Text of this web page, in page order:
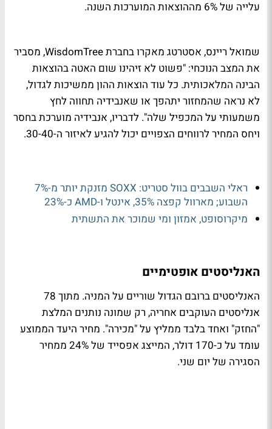
עלייה של 6% מההוצאות המוערכות השנה.
שמואל ריינס, אסטרטג מאקרו בחברת WisdomTree, מסביר
את המצב הנוכחי: "פשוט לא זיהינו שום האטה בהוצאות
הבינה המלאכותית. כל עוד הוצאות ההון ממשיכות לגדול,
לא נראה שהמחזור יתהפך או שאנבידיה תחווה לחץ
משמעותי על המכפיל שלה". לדבריו, אנבידיה מוערכת בחסר
ויחס המחיר לרווחים הצפויים יכול להגיע לאיזור ה-30-40.
ראלי השבבים בוול סטריט: SOXX מזנקת יותר מ-7%
השבוע; מארוול קפצה 35%, אינטל ו-AMD כ-23%
מיקרוסופט, אמזון ומי שמוכר את התשתית
האנליסטים אופטימיים
האנליסטים ברובם הגדול שוריים על המניה. מתוך 78
אנליסטים העוקבים אחריה, רק שמונה נותנים המלצת
"החזק" ואחד בלבד ממליץ על "מכירה". מחיר היעד הממוצע
עומד על כ-170 דולר, המייצג אפסייד של 24% ממחיר
הסגירה של יום שני.